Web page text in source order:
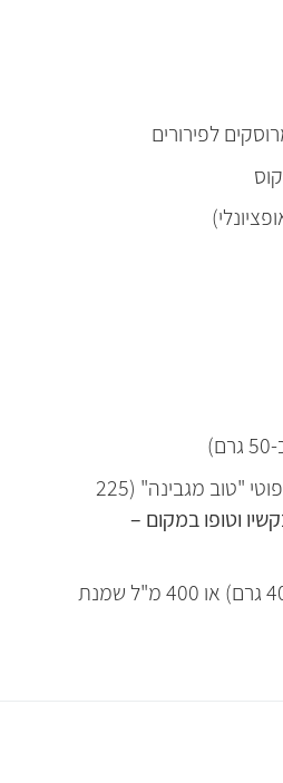
1 חבילת גבינת סויה טופוטי "טוב מגבינה" (225
וטופו במקום –
1 פחית קרם קוקוס (400 גרם) או 400 מ"ל שמנת